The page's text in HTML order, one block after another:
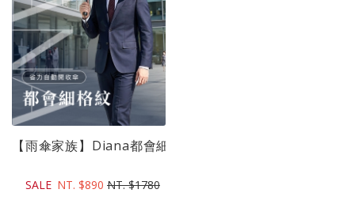
【雨傘家族】Diana都會細格紋省力自動開收傘｜晴雨二
SALE NT. $890 NT. $1780